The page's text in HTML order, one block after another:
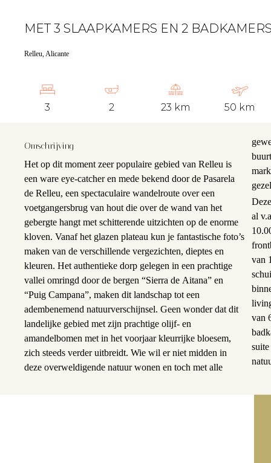
MET 3 SLAAPKAMERS EN 2
Relleu, Alicante
3 2 23 km 50 km
Omschrijving
Het op dit moment zeer populaire gebied van Relleu is
een ware eye-catcher en mede bekend door de Pasarela
de Relleu, een spectaculaire wandelroute over een
voetgangersbrug van hout die over de wand van het
gebergte hangt met schitterende uitzichten op de enorme
kloven. Vanaf het glazen plateau kun je fantastische foto’s
maken van de verschillende vergezichten, dieptes en
kleuren. Het authentieke dorp gelegen in een prachtige
vallei omringd door de bergen “Sierra de Aitana” en
“Puig Campana”, maken dit landschap tot een
adembenemend natuurverschijnsel. Geen wonder dat dit
landelijke gebied met zijn prachtige olijf- en
amandelbomen met in het voorjaar kleurrijke bloesem,
zich steeds verder uitbreidt. Wie wil er niet midden in
deze overweldigende natuur wonen en toch met alle
al
van
van